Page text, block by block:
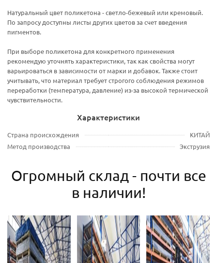
Натуральный цвет поликетона - светло-бежевый или кремовый.
По запросу доступны листы других цветов за счет введения
пигментов.
При выборе поликетона для конкретного применения
рекомендую уточнять характеристики, так как свойства могут
варьироваться в зависимости от марки и добавок. Также стоит
учитывать, что материал требует строгого соблюдения режимов
переработки (температура, давление) из-за высокой термической
чувствительности.
Характеристики
Страна происхождения
КИТАЙ
Метод производства
Экструзия
Огромный склад - почти все
в наличии!